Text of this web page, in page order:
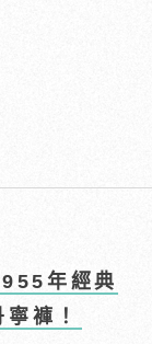
年經典
褲！